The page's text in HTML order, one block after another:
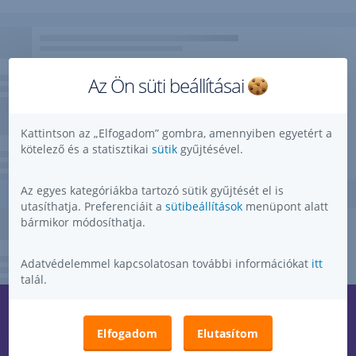
Kérdése, ötlete, kérése, észrevétele van?
Megnyitás
Az Ön süti beállításai
Kattintson az „Elfogadom” gombra, amennyiben egyetért a
kötelező és a statisztikai sütik gyűjtésével.
Az egyes kategóriákba tartozó sütik gyűjtését el is
utasíthatja. Preferenciáit a sütibeállítások menüpont alatt
bármikor módosíthatja.
Adatvédelemmel kapcsolatosan további információkat itt
talál.
Elfogadom Elutasítom